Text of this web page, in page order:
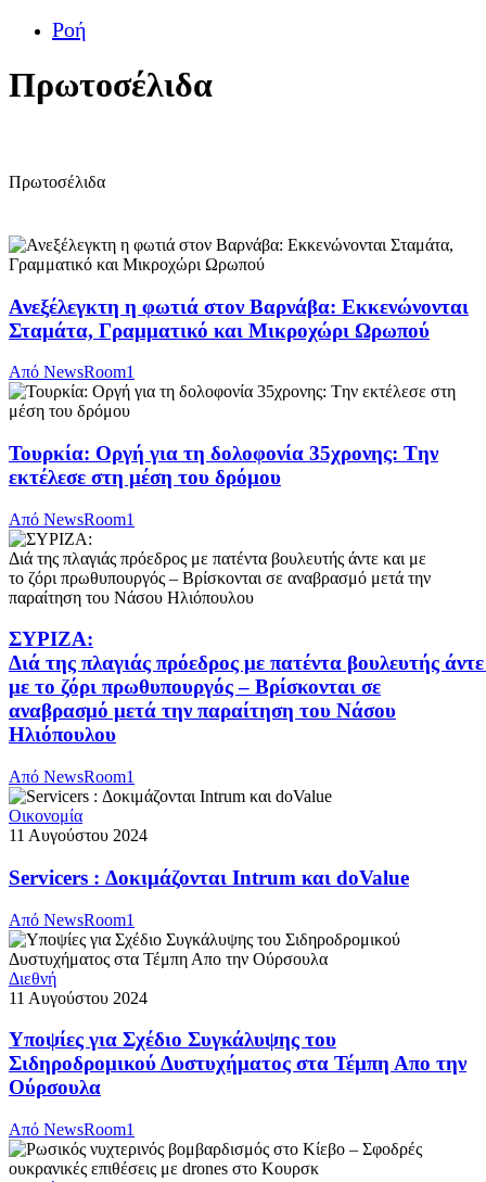
Ροή
Πρωτοσέλιδα
Πρωτοσέλιδα
Ανεξέλεγκτη η φωτιά στον Βαρνάβα: Εκκενώνονται
Σταμάτα, Γραμματικό και Μικροχώρι Ωρωπού
Από NewsRoom1
Τουρκία: Οργή για τη δολοφονία 35χρονης: Tην
εκτέλεσε στη μέση του δρόμου
Από NewsRoom1
ΣΥΡΙΖΑ:
Διά της πλαγιάς πρόεδρος με πατέντα βουλευτής
με το ζόρι πρωθυπουργός – Βρίσκονται σε
αναβρασμό μετά την παραίτηση του Νάσου
Ηλιόπουλου
Από NewsRoom1
Οικονομία
11 Αυγούστου 2024
Servicers : Δοκιμάζονται Intrum και doValue
Από NewsRoom1
Διεθνή
11 Αυγούστου 2024
Υποψίες για Σχέδιο Συγκάλυψης του
Σιδηροδρομικού Δυστυχήματος στα Τέμπη Απο την
Ούρσουλα
Από NewsRoom1